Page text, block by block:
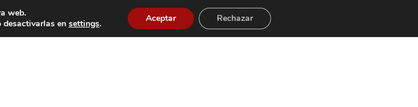
web.
desactivarlas en settings. Aceptar Rechazar